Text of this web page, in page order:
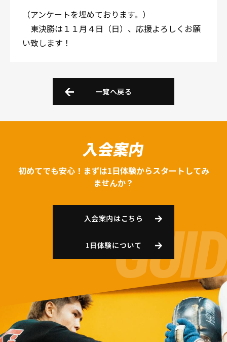
（アンケートを埋めております。）
東決勝は１１月４日（日）、応援よろしくお願
い致します！
一覧へ戻る
入会案内
初めてでも安心！まずは1日体験からスタートしてみ
ませんか？
入会案内はこちら
1日体験について